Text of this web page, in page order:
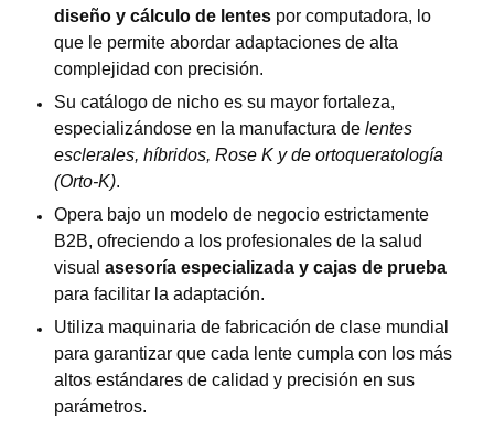
diseño y cálculo de lentes por computadora, lo
que le permite abordar adaptaciones de alta
complejidad con precisión.
Su catálogo de nicho es su mayor fortaleza,
especializándose en la manufactura de lentes
esclerales, híbridos, Rose K y de ortoqueratología
(Orto-K).
Opera bajo un modelo de negocio estrictamente
B2B, ofreciendo a los profesionales de la salud
visual asesoría especializada y cajas de prueba
para facilitar la adaptación.
Utiliza maquinaria de fabricación de clase mundial
para garantizar que cada lente cumpla con los más
altos estándares de calidad y precisión en sus
parámetros.